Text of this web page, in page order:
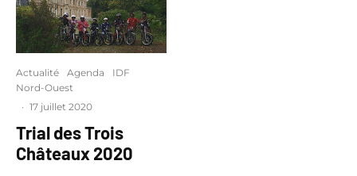
Actualité Agenda
IDF
Nord-Ouest
· 17 juillet 2020
Trial des Trois
Châteaux 2020